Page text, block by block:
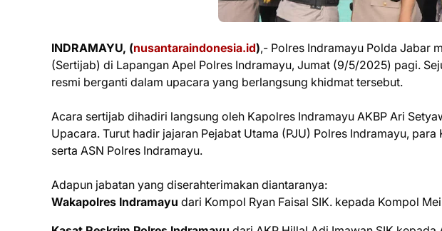
INDRAMAYU, (nusantaraindonesia.id),- Polres Indramayu Polda Jabar
(Sertijab) di Lapangan Apel Polres Indramayu, Jumat (9/5/2025) pagi.
resmi berganti dalam upacara yang berlangsung khidmat tersebut.
Acara sertijab dihadiri langsung oleh Kapolres Indramayu AKBP Ari
Upacara. Turut hadir jajaran Pejabat Utama (PJU) Polres Indramayu,
serta ASN Polres Indramayu.
Adapun jabatan yang diserahterimakan diantaranya:
Wakapolres Indramayu dari Kompol Ryan Faisal SIK. kepada Kompol